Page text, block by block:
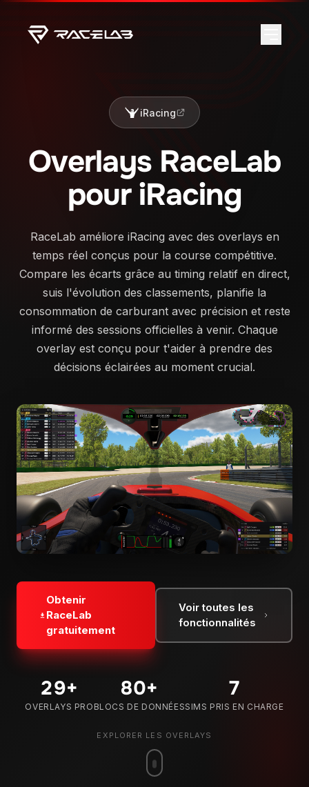
iRacing
Overlays RaceLab
pour iRacing
RaceLab améliore iRacing avec des overlays en
temps réel conçus pour la course compétitive.
Compare les écarts grâce au timing relatif en direct,
suis l'évolution des classements, planifie la
consommation de carburant avec précision et reste
informé des sessions officielles à venir. Chaque
overlay est conçu pour t'aider à prendre des
décisions éclairées au moment crucial.
Obtenir
RaceLab
gratuitement
Voir toutes les
fonctionnalités
29+
OVERLAYS PRO
80+
BLOCS DE DONNÉES
7
SIMS PRIS EN CHARGE
EXPLORER LES OVERLAYS